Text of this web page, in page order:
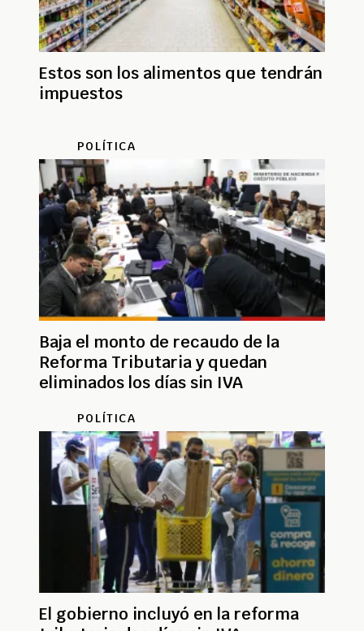
Estos son los alimentos que tendrán
impuestos
POLÍTICA
Baja el monto de recaudo de la
Reforma Tributaria y quedan
eliminados los días sin IVA
POLÍTICA
El gobierno incluyó en la reforma